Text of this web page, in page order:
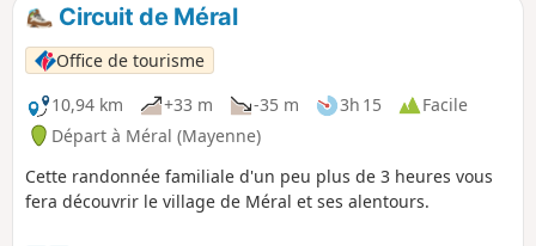
Circuit de Méral
Office de tourisme
10,94 km
+33 m -35 m 3h 15
Facile
Départ à Méral (Mayenne)
Cette randonnée familiale d'un peu plus de 3 heures vous
fera découvrir le village de Méral et ses alentours.